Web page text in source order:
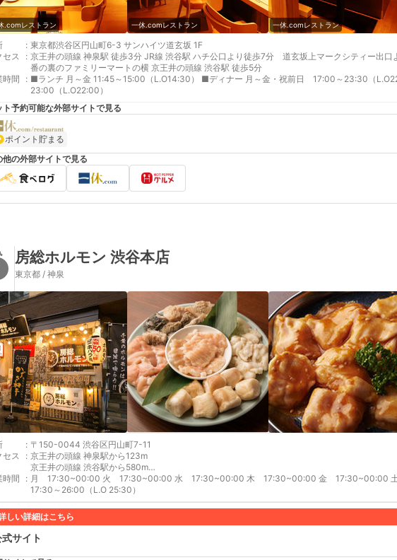
.comレストラン 一休.comレストラン 一休.comレストラン
: 東京都渋谷区円山町6-3 サンハイツ道玄坂 1F
セス
: 京王井の頭線 神泉駅 徒歩3分 JR線 渋谷駅 ハチ公口より徒歩7分 道玄坂上マークシティー出口
番の裏のファミリーマートの横 京王井の頭線 渋谷駅 徒歩5分
時間
: ■ランチ 月～金 11:45～15:00（L.O14:30） ■ディナー 月～金・祝前日 17:00～23:30（L.O22:30） 土日祝 14:00～
23:00（L.O22:00）
ト予約可能な外部サイトで見る
ポイント貯まる
他の外部サイトで見る
房総ホルモン 渋谷本店
東京都 / 神泉
: 〒150-0044 渋谷区円山町7-11
セス
: 京王井の頭線 神泉駅から123m
京王井の頭線 渋谷駅から580m
東京メトロ半蔵門線 渋谷駅から598m
東京メトロ銀座線 渋谷駅から598m
JR成田エクスプレス 渋谷駅から616m
時間 : 月 17:30~00:00 火 17:30~00:00 水 17:30~00:00 木 17:30~00:00 金 17:30~00:00
17:30～26:00（L.O 25:30）
しい詳細はこちら
サイト